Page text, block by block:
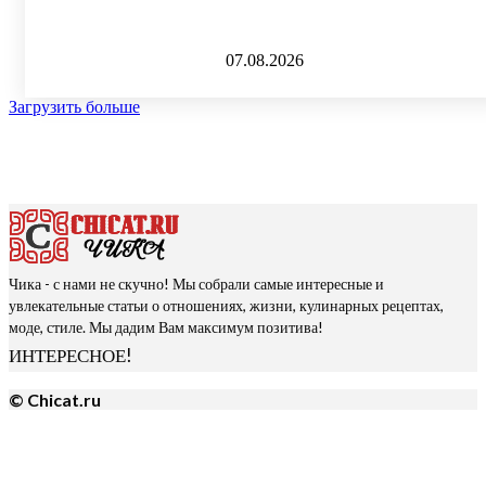
07.08.2026
Загрузить больше
Чика - с нами не скучно! Мы собрали самые интересные и
увлекательные статьи о отношениях, жизни, кулинарных рецептах,
моде, стиле. Мы дадим Вам максимум позитива!
ИНТЕРЕСНОЕ!
© Chicat.ru